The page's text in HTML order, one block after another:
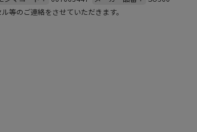
等のご連絡をさせていただきます。